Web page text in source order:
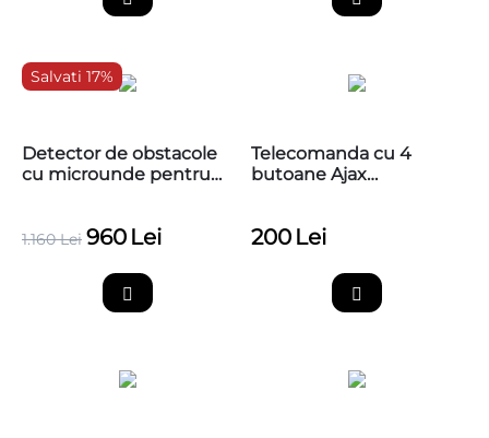
Salvati 17%
Detector de obstacole
cu microunde pentru
persoanelor, PB-VR10 -
1.160 Lei 960 Lei
Telecomanda cu 4
butoane Ajax
200 Lei